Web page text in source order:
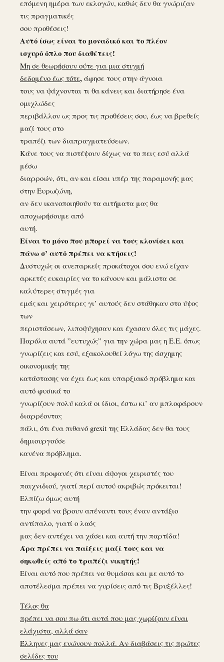
επόμενη ημέρα των εκλογών, καθώς δεν θα γνώριζαν
τις πραγματικές
σου προθέσεις!
Αυτό ίσως είναι το μοναδικό και το πλέον
ισχυρό όπλο που διαθέτεις!
Μη σε θεωρήσουν ούτε για μια στιγμή
δεδομένο έως τότε, άφησε τους στην άγνοια
τους να ψάχνονται τι θα κάνεις και διατήρησε ένα
ομιχλώδες
περιβάλλον ως προς τις προθέσεις σου, έως να βρεθείς
μαζί τους στο
τραπέζι των διαπραγματεύσεων.
Κάνε τους να πιστέψουν δίχως να το πεις εσύ αλλά
μέσω
διαρροών, ότι, αν και είσαι υπέρ της παραμονής μας
στην Ευρωζώνη,
αν δεν ικανοποιηθούν τα αιτήματα μας θα
αποχωρήσουμε από
αυτή.
Είναι το μόνο που μπορεί να τους κλονίσει και
πάνω σ’ αυτό πρέπει να κτήσεις!
Δυστυχώς οι ανεπαρκείς προκάτοχοι σου ενώ είχαν
αρκετές ευκαιρίες να το κάνουν και μάλιστα σε
καλύτερες στιγμές για
εμάς και χειρότερες γι’ αυτούς δεν στάθηκαν στο ύψος
των
περιστάσεων, λιποψύχησαν και έχασαν όλες τις μάχες.
Παρόλα αυτά ”ευτυχώς” για την χώρα μας η Ε.Ε. όπως
γνωρίζεις και εσύ, εξακολουθεί λόγω της άσχημης
οικονομικής της
κατάστασης να έχει έως και υπαρξιακό πρόβλημα και
αυτό φυσικά το
γνωρίζουν πολύ καλά οι ίδιοι, έστω κι’ αν μπλοφάρουν
διαρρέοντας
πάλι, ότι ένα πιθανό grexit της Ελλάδας δεν θα τους
δημιουργούσε
κανένα πρόβλημα.
Είναι προφανές ότι είναι άψογοι χειριστές του
παιχνιδιού, γιατί περί αυτού ακριβώς πρόκειται!
Ελπίζω όμως αυτή
την φορά να βρουν απέναντι τους έναν αντάξιο
αντίπαλο, γιατί ο λαός
μας δεν αντέχει να χάσει και αυτή την παρτίδα!
Άρα πρέπει να παίξεις μαζί τους και να
σηκωθείς από το τραπέζι νικητής!
Είναι αυτό που πρέπει να θυμάσαι και με αυτό το
αποτέλεσμα πρέπει να γυρίσεις από τις Βρυξέλλες!
Τέλος θα
πρέπει να σου πω ότι αυτά που μας χωρίζουν είναι
ελάχιστα, αλλά σαν
Έλληνες μας ενώνουν πολλά. Αν διαβάσεις τις πρώτες
σελίδες του